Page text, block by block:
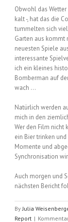
Obwohl das
kalt -, hat das die
tummelten sich
Garten aus kommt
neuesten Spiele
interessante
ich ein kleines
Bomberman auf
wach …
Natürlich werden
mich in den
Wer den Film nicht
ein Bier trinken
Momente und
Synchronisation
Auch morgen und
nächsten Bericht
ByJulia
Report |